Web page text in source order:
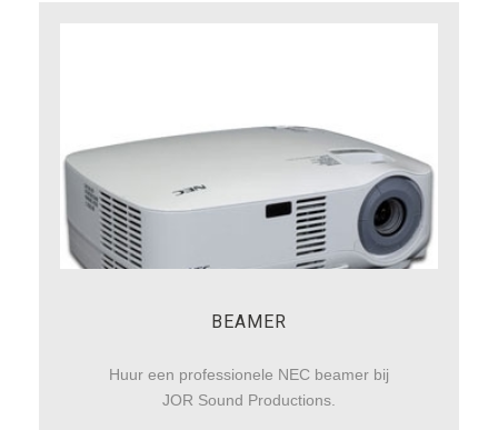
BEAMER
Huur een professionele NEC beamer bij
JOR Sound Productions.